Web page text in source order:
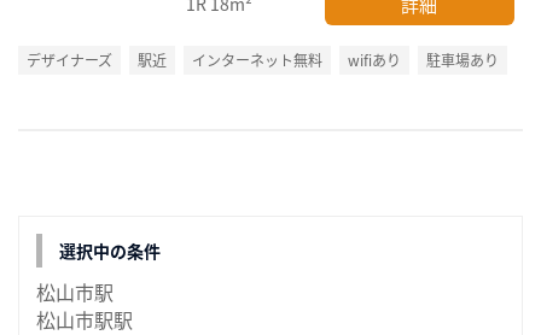
デザイナーズ 駅近 インターネット無料 wifiあり 駐車場あり
選択中の条件
松山市駅
松山市駅駅